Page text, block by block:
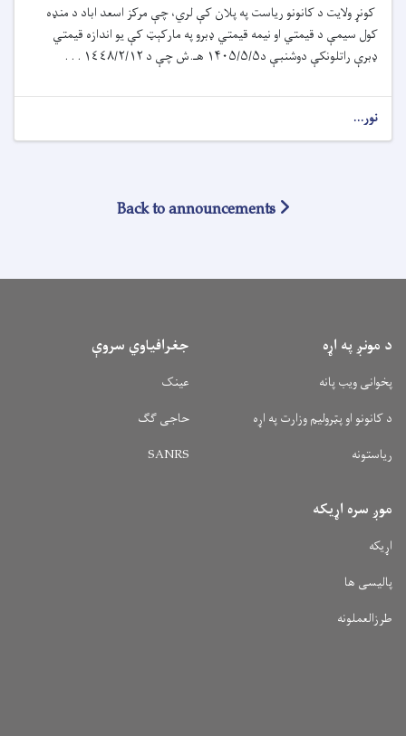
کونړ ولایت د کانونو ریاست په پلان کې لري، چې مرکز اسعد اباد د منډه
کول سیمې د قیمتي او نیمه قیمتي ډبرو په مارکېټ کې یو اندازه قیمتي
ډبرې راتلونکې دوشنبې د۱۴۰۵/۵/۵ هـ.ش چې د ١٤٤۸/۲/۱۲ . . .
نور...
Back to announcements
د مونږ په اړه
پخوانی ویب پانه
د کانونو او پټرولیم وزارت په اړه
ریاستونه
جغرافیاوي سروې
عینک
حاجی ګګ
SANRS
موږ سره اړیکه
اړیکه
پالیسی ها
طرزالعملونه